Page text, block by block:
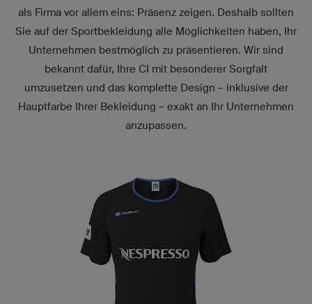
als Firma vor allem eins: Präsenz zeigen. Deshalb sollten
Sie auf der Sportbekleidung alle Möglichkeiten haben, Ihr
Unternehmen bestmöglich zu präsentieren. Wir sind
bekannt dafür, Ihre CI mit besonderer Sorgfalt
umzusetzen und das komplette Design – inklusive der
Hauptfarbe Ihrer Bekleidung – exakt an Ihr Unternehmen
anzupassen.